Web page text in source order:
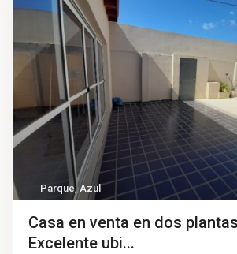
Parque,Azul
Casa en venta en dos
Excelente ubi...